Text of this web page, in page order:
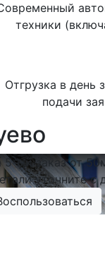
техники
Отгрузка в день
подачи
5-ый заказ от
уточните с